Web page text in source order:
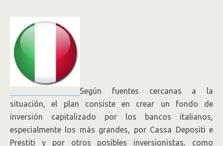
Según fuentes cercanas a la
situación, el plan consiste en crear un fondo de
inversión capitalizado por los bancos italianos,
especialmente los más grandes, por Cassa Depositi e
Prestiti y por otros posibles inversionistas, como